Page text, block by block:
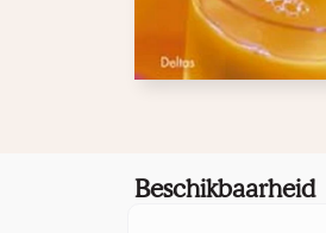
Beschikbaarheid